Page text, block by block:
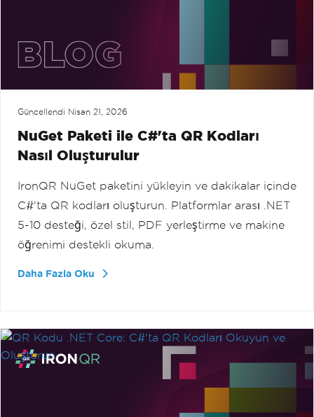
Güncellendi Nisan 21, 2026
NuGet Paketi ile C#'ta QR Kodları
Nasıl Oluşturulur
IronQR NuGet paketini yükleyin ve dakikalar içinde
C#'ta QR kodları oluşturun. Platformlar arası .NET
5-10 desteği, özel stil, PDF yerleştirme ve makine
öğrenimi destekli okuma.
Daha Fazla Oku